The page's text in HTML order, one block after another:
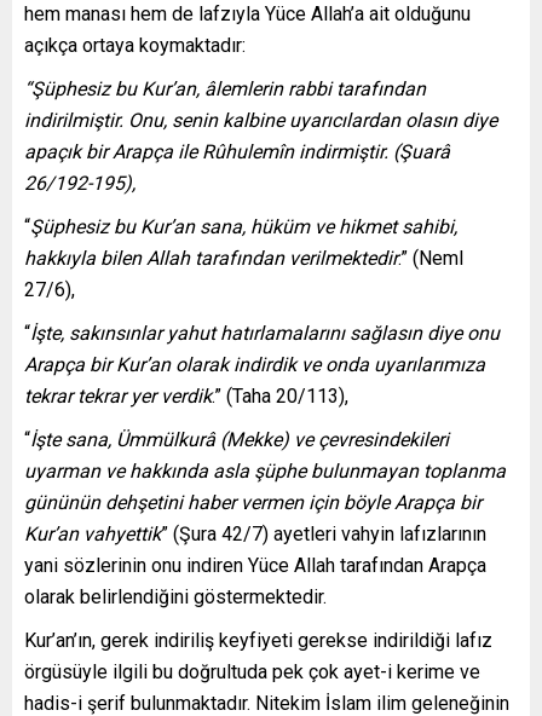
hem manası hem de lafzıyla Yüce Allah’a ait olduğunu
açıkça ortaya koymaktadır:
“Şüphesiz bu Kur’an, âlemlerin rabbi tarafından
indirilmiştir. Onu, senin kalbine uyarıcılardan olasın diye
apaçık bir Arapça ile Rûhulemîn indirmiştir. (Şuarâ
26/192-195),
“Şüphesiz bu Kur’an sana, hüküm ve hikmet sahibi,
hakkıyla bilen Allah tarafından verilmektedir.” (Neml
27/6),
“İşte, sakınsınlar yahut hatırlamalarını sağlasın diye onu
Arapça bir Kur’an olarak indirdik ve onda uyarılarımıza
tekrar tekrar yer verdik.” (Taha 20/113),
“İşte sana, Ümmülkurâ (Mekke) ve çevresindekileri
uyarman ve hakkında asla şüphe bulunmayan toplanma
gününün dehşetini haber vermen için böyle Arapça bir
Kur’an vahyettik” (Şura 42/7) ayetleri vahyin lafızlarının
yani sözlerinin onu indiren Yüce Allah tarafından Arapça
olarak belirlendiğini göstermektedir.
Kur’an’ın, gerek indiriliş keyfiyeti gerekse indirildiği lafız
örgüsüyle ilgili bu doğrultuda pek çok ayet-i kerime ve
hadis-i şerif bulunmaktadır. Nitekim İslam ilim geleneğinin